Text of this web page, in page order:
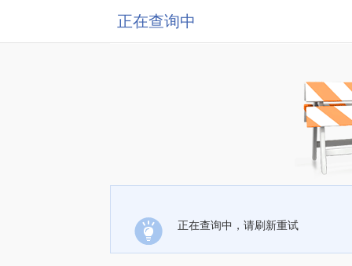
正在查询中
正在查询中，请刷新重试